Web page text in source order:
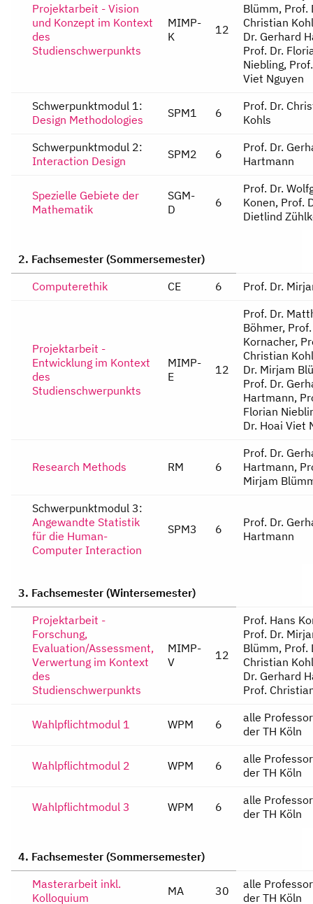
Projektarbeit - Vision
und Konzept im Kontext
des
Studienschwerpunkts
MIMP-
K
12
Schwerpunktmodul 1:
Design Methodologies
SPM1 6
Prof. Dr.
Kohls
Schwerpunktmodul 2:
Interaction Design
SPM2 6
Prof. Dr.
Hartmann
Spezielle Gebiete der
Mathematik
SGM-
D
6
Prof. Dr.
Konen, Prof.
Dietlind
2. Fachsemester (Sommersemester)
Computerethik
CE 6 Prof. Dr.
Projektarbeit -
Entwicklung im Kontext
des
Studienschwerpunkts
MIMP-
E
12
Research Methods RM 6
Prof. Dr.
Hartmann,
Mirjam
Schwerpunktmodul 3:
Angewandte Statistik
für die Human-
Computer Interaction
SPM3 6
Prof. Dr.
Hartmann
3. Fachsemester (Wintersemester)
Projektarbeit -
Forschung,
Evaluation/Assessment,
Verwertung im Kontext
des
Studienschwerpunkts
MIMP-
V
12
Prof. Hans
Prof. Dr.
Blümm, Prof.
Christian
Dr. Gerhard
Prof.
Wahlpflichtmodul 1 WPM 6
alle
der TH Köln
Wahlpflichtmodul 2 WPM 6
alle
der TH Köln
Wahlpflichtmodul 3 WPM 6
alle
der TH Köln
4. Fachsemester (Sommersemester)
Masterarbeit inkl.
Kolloquium
MA 30
alle
der TH Köln